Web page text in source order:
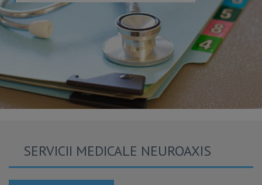
SERVICII MEDICALE NEUROAXIS